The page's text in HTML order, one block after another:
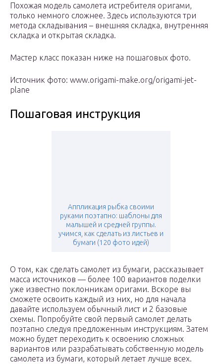
Похожая модель самолета истребителя оригами,
только немного сложнее. Здесь используются три
метода складывания – внешняя складка, внутренняя
складка и открытая складка.
Мастер класс показан ниже на пошаговых фото.
Источник фото: www.origami-make.org/origami-jet-
plane
Пошаговая инструкция
Аппликация рыбка своими
руками поэтапно: шаблоны для
малышей и средней группы.
учимся, как сделать из листьев и
бумаги (120 фото идей)
О том, как сделать самолет из бумаги, рассказывает
масса источников — более 100 вариантов поделки
уже известно поклонникам оригами. Вскоре вы
сможете освоить каждый из них, но для начала
давайте используем обычный лист и 2 базовые
схемы. Попробуйте свой первый самолет делать
поэтапно следуя предложенным инструкциям. Затем
можно будет переходить к освоению сложных
вариантов или разрабатывать собственную модель
самолета из бумаги, который летает лучше всех.